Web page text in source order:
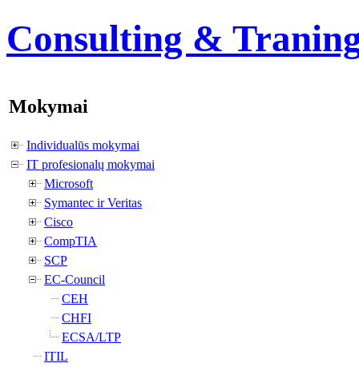
Consulting &
Mokymai
Individualūs mokymai
IT profesionalų mokymai
Microsoft
Symantec ir Veritas
Cisco
CompTIA
SCP
EC-Council
CEH
CHFI
ECSA/LTP
ITIL